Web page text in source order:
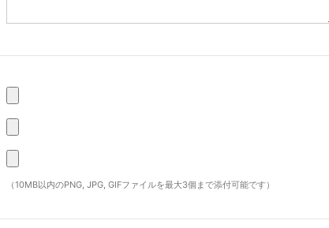
（10MB以内のPNG, JPG, GIFファイルを最大3個まで添付可能です）